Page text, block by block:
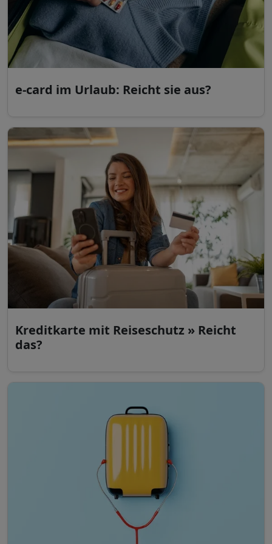
e-card im Urlaub: Reicht sie aus?
Kreditkarte mit Reiseschutz » Reicht
das?